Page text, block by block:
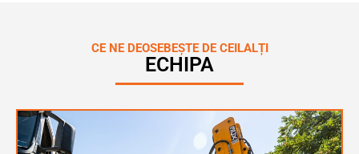
CE NE DEOSEBEȘTE DE CEILALȚI
ECHIPA